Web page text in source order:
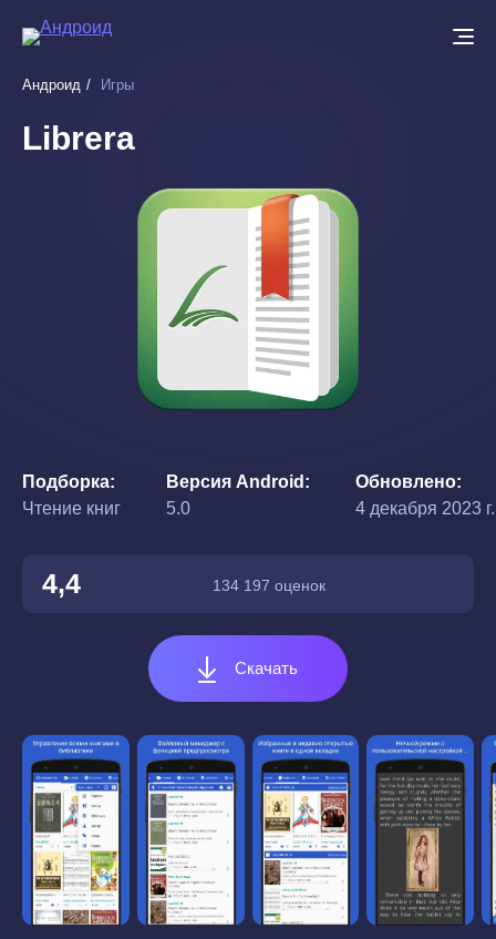
основному
Андроид Игры
Librera
Подборка
Чтение книг
Версия Android
5.0
Обновлено
4 декабря 2023 г.
4,4 134 197 оценок
Скачать